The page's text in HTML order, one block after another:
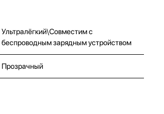
Ультралёгкий\Совместим с
беспроводным зарядным устройством
Прозрачный